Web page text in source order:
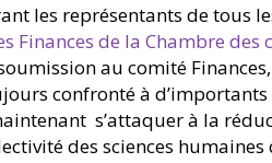
les représentants de tous
Finances de la Chambre des
au comité
confronté à
s’attaquer à la
des sciences humaines